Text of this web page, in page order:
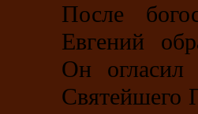
После
Евгений
Он огласил
Святейшего